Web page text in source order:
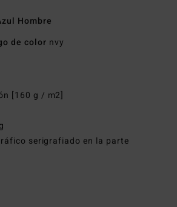
Hombre
de color nvy
[160 g / m2]
serigrafiado en la parte